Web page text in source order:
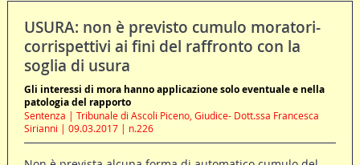
USURA: non è previsto cumulo moratori-
corrispettivi ai fini del raffronto con la
soglia di usura
Gli interessi di mora hanno applicazione solo eventuale e nella
patologia del rapporto
Sentenza | Tribunale di Ascoli Piceno, Giudice- Dott.ssa Francesca
Sirianni | 09.03.2017 | n.226